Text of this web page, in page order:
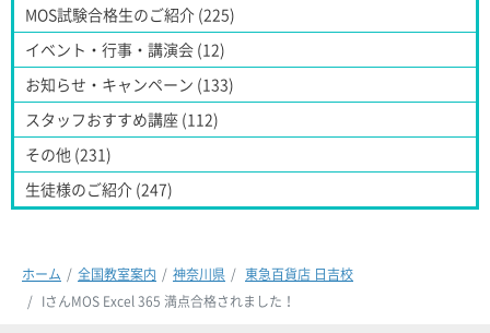
MOS試験合格生のご紹介 (225)
イベント・行事・講演会 (12)
お知らせ・キャンペーン (133)
スタッフおすすめ講座 (112)
その他 (231)
生徒様のご紹介 (247)
ホーム 全国教室案内 神奈川県
東急百貨店 日吉校
IさんMOS Excel 365 満点合格されました！